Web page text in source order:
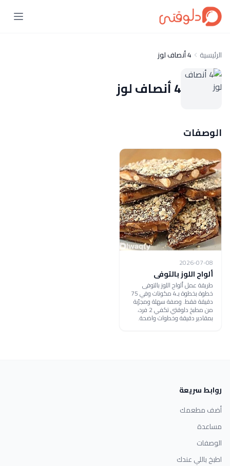
الرئيسية 4 أنصاف لوز
4 أنصاف لوز
الوصفات
2026-07-08
ألواح اللوز بالتوفى
طريقة عمل ألواح اللوز بالتوفى
خطوة بخطوة بـ4 مكونات وفي 75
دقيقة فقط. وصفة سهلة ومجرّبة
من مطبخ دلوقتي تكفي 2 فرد،
بمقادير دقيقة وخطوات واضحة.
روابط سريعة
أضف مطعمك
مساعدة
الوصفات
اطبخ باللي عندك